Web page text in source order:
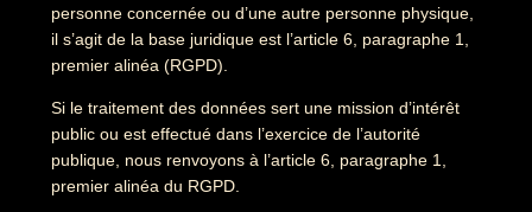
personne concernée ou d’une autre personne physique,
il s’agit de la base juridique est l’article 6, paragraphe 1,
premier alinéa (RGPD).
Si le traitement des données sert une mission d’intérêt
public ou est effectué dans l’exercice de l’autorité
publique, nous renvoyons à l’article 6, paragraphe 1,
premier alinéa du RGPD.